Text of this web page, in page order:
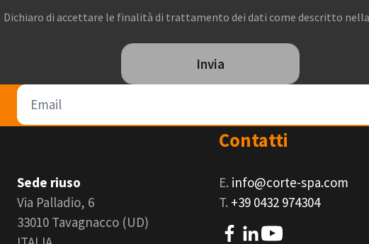
Dichiaro di accettare le finalità di trattamento dei dati come descritto nella
Invia
Contatti
Sede riuso
Via Palladio, 6
33010 Tavagnacco (UD)
E. info@corte-spa.com
T. +39 0432 974304